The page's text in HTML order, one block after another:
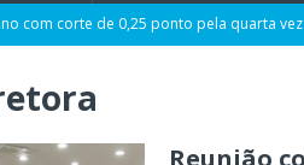
com corte de 0,25 ponto pela quarta vez
programa de capacitação do mercado
Reunião